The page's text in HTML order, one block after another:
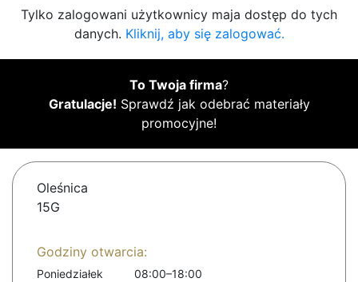
Tylko zalogowani użytkownicy maja dostęp do tych
danych. Kliknij, aby się zalogować.
To Twoja firma?
Gratulacje! Sprawdź jak odebrać materiały
promocyjne!
Oleśnica
15G
Godziny otwarcia:
Poniedziałek
08:00–18:00